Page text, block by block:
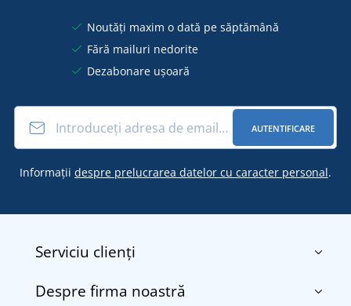
Noutăți maxim o dată pe săptămână
Fără mailuri nedorite
Dezabonare ușoară
AUTENTIFICARE
Informații despre prelucrarea datelor cu caracter personal.
Serviciu clienți
Contact
Despre firma noastră